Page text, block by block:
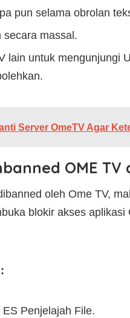
pun selama obrolan
secara massal.
lain untuk mengunjungi
Server OmeTV Agar
OME TV
oleh Ome TV,
blokir akses
Penjelajah File.